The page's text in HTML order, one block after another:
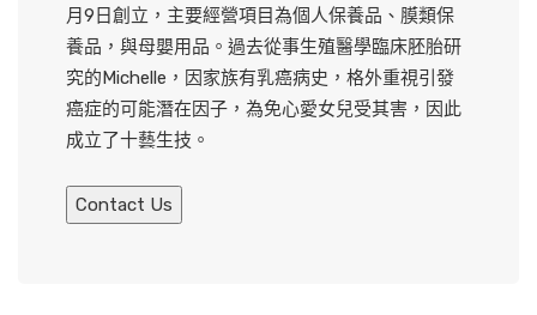
月9日創立，主要經營項目為個人保養品、膜類保
養品，與母嬰用品。過去從事生殖醫學臨床胚胎研
究的Michelle，因家族有乳癌病史，格外重視引發
癌症的可能潛在因子，為免心愛女兒受其害，因此
成立了十藝生技。
Contact Us